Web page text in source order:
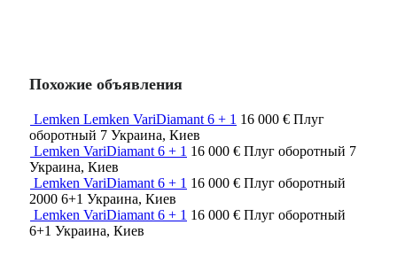
Похожие объявления
Lemken Lemken VariDiamant 6 + 1 16 000 € Плуг
оборотный 7 Украина, Киев
Lemken VariDiamant 6 + 1 16 000 € Плуг оборотный 7
Украина, Киев
Lemken VariDiamant 6 + 1 16 000 € Плуг оборотный
2000 6+1 Украина, Киев
Lemken VariDiamant 6 + 1 16 000 € Плуг оборотный
6+1 Украина, Киев